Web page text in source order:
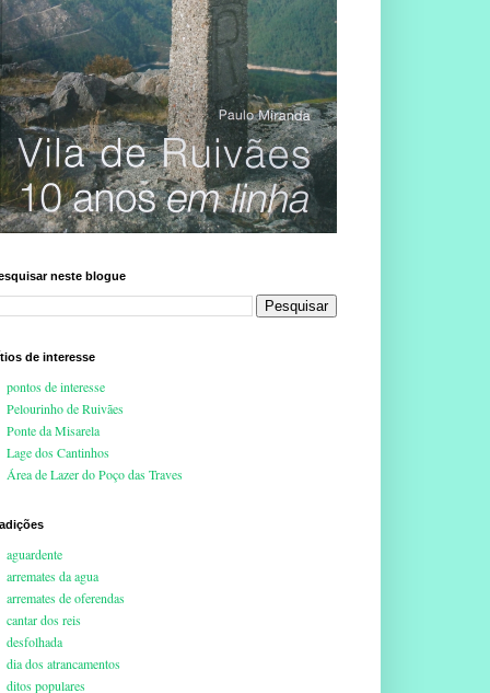
neste blogue
de interesse
pontos de interesse
Pelourinho de Ruivães
Ponte da Misarela
Lage dos Cantinhos
Área de Lazer do Poço das Traves
aguardente
arremates da agua
arremates de oferendas
cantar dos reis
desfolhada
dia dos atrancamentos
ditos populares